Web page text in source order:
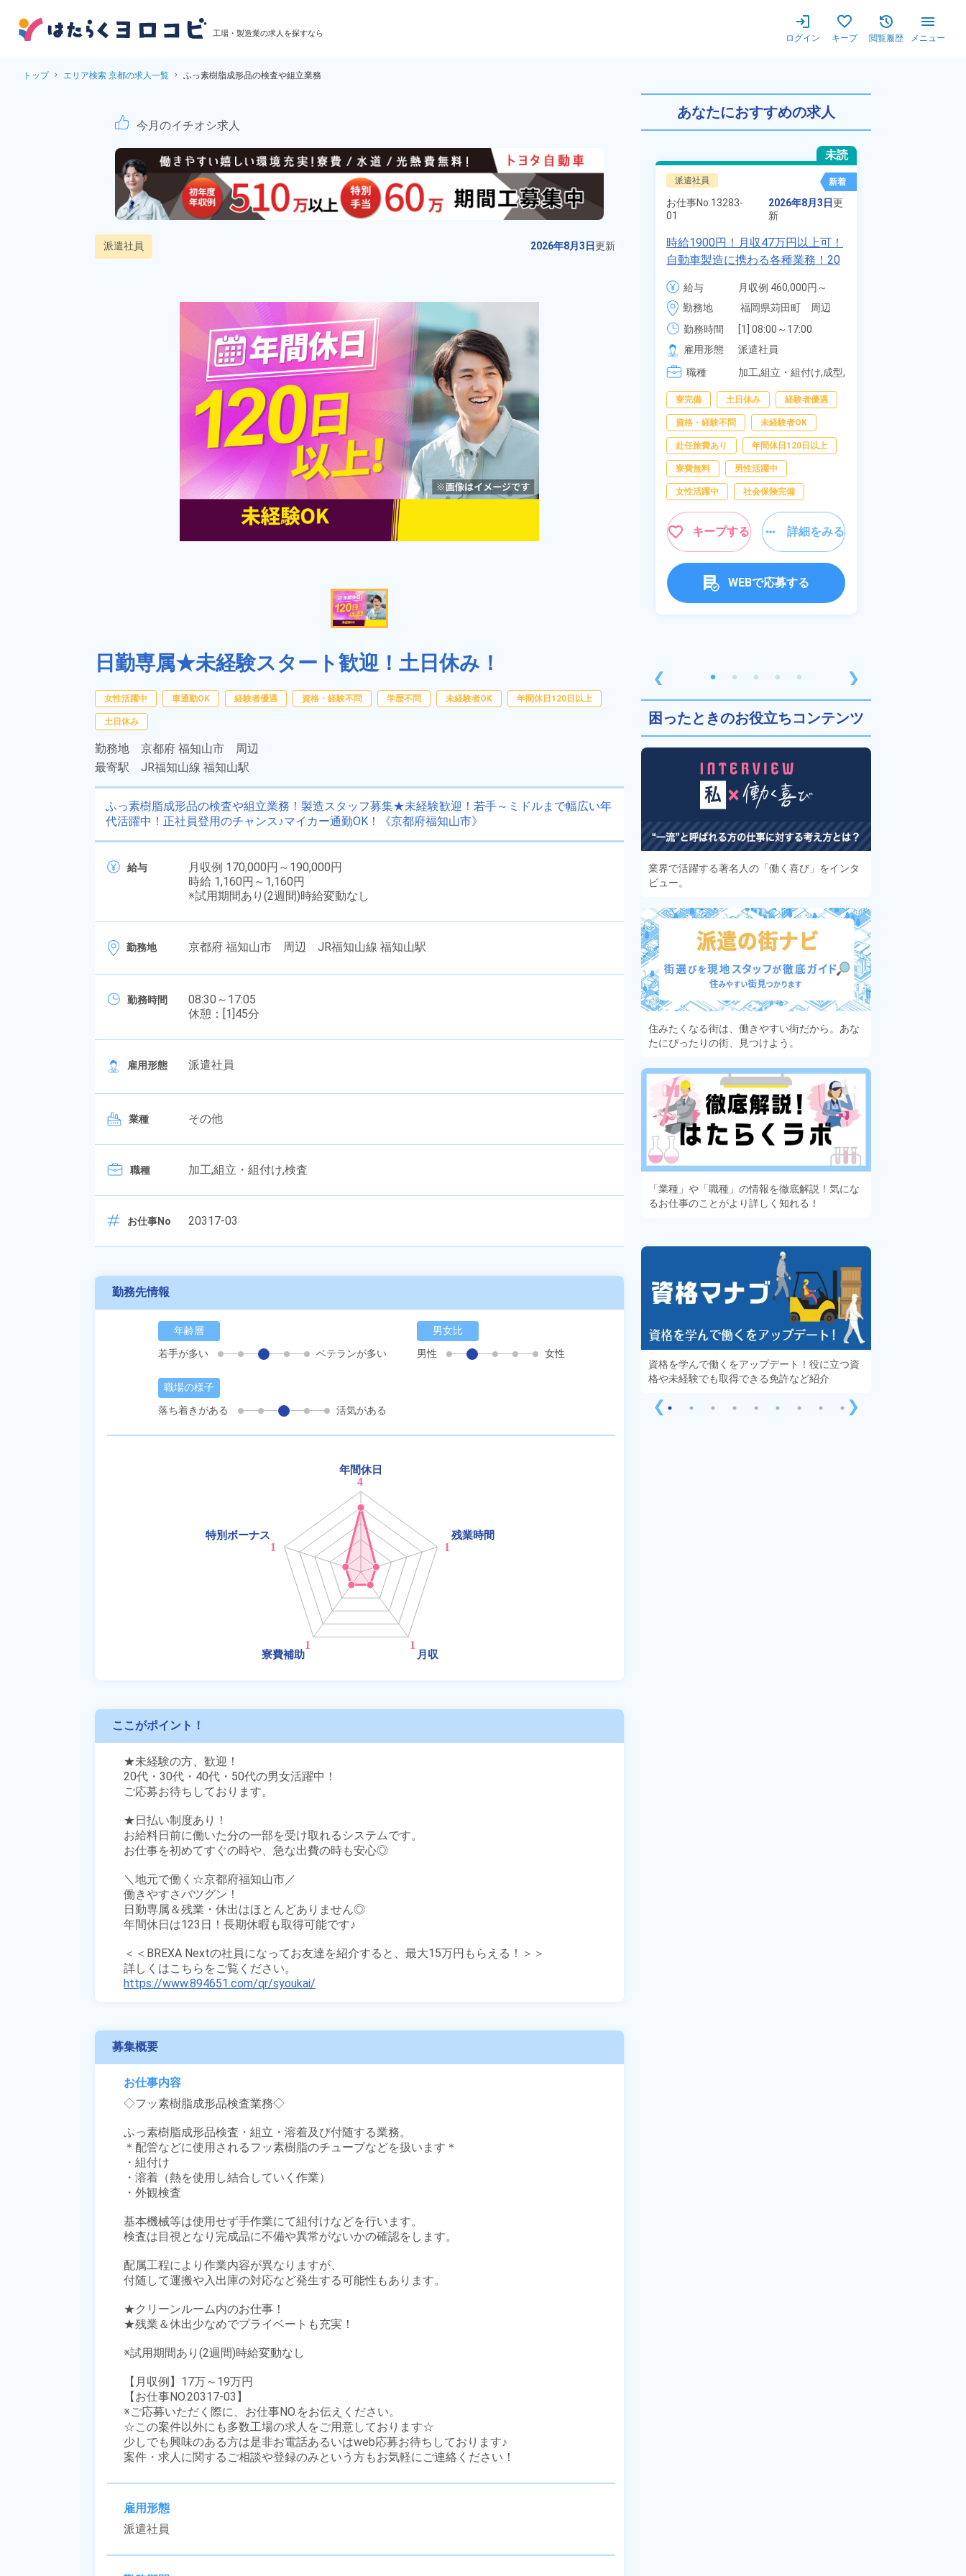
工場・製造業の求人を探すなら ログイン キープ 閲覧履歴 メニュー
トップ エリア検索 京都の求人一覧 ふっ素樹脂成形品の検査や組立業務
ふっ素樹脂成形品の検査や組立業務！製造スタッフ募集★未経験歓迎！若手～ミ
今月のイチオシ求人
派遣社員 2026年8月3日更新
日勤専属★未経験スタート歓迎！土日休み！
女性活躍中 車通勤OK 経験者優遇 資格・経験不問 学歴不問 未経験者OK 年間休日120日以上
土日休み
勤務地 京都府 福知山市 周辺
最寄駅 JR福知山線 福知山駅
ふっ素樹脂成形品の検査や組立業務！製造スタッフ募集★未経験歓迎！若手～ミドルまで幅広い年
代活躍中！正社員登用のチャンス♪マイカー通勤OK！《京都府福知山市》
給与
月収例 170,000円～190,000円
時給 1,160円～1,160円
※試用期間あり(2週間)時給変動なし
勤務地 京都府 福知山市 周辺 JR福知山線 福知山駅
勤務時間
08:30～17:05
休憩：[1]45分
雇用形態 派遣社員
業種 その他
職種 加工,組立・組付け,検査
お仕事No 20317-03
勤務先情報
年齢層
若手が多い
ベテランが多い
男女比
男性
女性
職場の様子
落ち着きがある
活気がある
ここがポイント！
★未経験の方、歓迎！
20代・30代・40代・50代の男女活躍中！
ご応募お待ちしております。
★日払い制度あり！
お給料日前に働いた分の一部を受け取れるシステムです。
お仕事を初めてすぐの時や、急な出費の時も安心◎
＼地元で働く☆京都府福知山市／
働きやすさバツグン！
日勤専属＆残業・休出はほとんどありません◎
年間休日は123日！長期休暇も取得可能です♪
＜＜BREXA Nextの社員になってお友達を紹介すると、最大15万円もらえる！＞＞
https://www.894651.com/qr/syoukai/
募集概要
お仕事内容
◇フッ素樹脂成形品検査業務◇
ふっ素樹脂成形品検査・組立・溶着及び付随する業務。
＊配管などに使用されるフッ素樹脂のチューブなどを扱います＊
・組付け
・溶着（熱を使用し結合していく作業）
・外観検査
基本機械等は使用せず手作業にて組付けなどを行います。
検査は目視となり完成品に不備や異常がないかの確認をします。
配属工程により作業内容が異なりますが、
付随して運搬や入出庫の対応など発生する可能性もあります。
★クリーンルーム内のお仕事！
★残業＆休出少なめでプライベートも充実！
※試用期間あり(2週間)時給変動なし
【月収例】17万～19万円
【お仕事NO.20317-03】
※ご応募いただく際に、お仕事NO.をお伝えください。
☆この案件以外にも多数工場の求人をご用意しております☆
少しでも興味のある方は是非お電話あるいはweb応募お待ちしております♪
案件・求人に関するご相談や登録のみという方もお気軽にご連絡ください！
雇用形態
派遣社員
あなたにおすすめの求人
❮
お仕事No.
13026-
04
2026年8月3日
新
自動車部品の検査作業！高時給
OK！備品付きワンルーム寮完備★
美味しい格安食堂あり♪日払い制度
あり！キャリア社員登用制度あり
♪《愛知県犬山市》
300,000円
勤務地
勤務時間
[1] 08:00～16:45
雇用形態
職種
検査
男性活躍中 寮完備
女性活躍中 年間休日120日以上
社会保険完備
経験者優遇 資格・経験不問
未経験者OK
未読
派遣社員 新着
お仕事No. 13283-
01
2026年8月3日更
新
時給1900円！月収47万円以上可！
自動車製造に携わる各種業務！20
代～40代の男女活躍中★ワンルー
ム寮無料！マイカー通勤OK！無料
駐車場あり！赴任旅費会社負担！
社員食堂あり！日払いあり！土日
休み！特別賞与90万円支給！《福
岡県京都郡苅田町》
給与
月収例 460,000円～
480,000円
時給 1,900円～1,900円
勤務地
福岡県苅田町　周辺
勤務時間
[1] 08:00～17:00
[2] 20:00～05:00
[3] 06:30～15:00
[4] 14:30～23:00
雇用形態
派遣社員
職種
加工,組立・組付け,成型,
オペレーター,部品供
給・充填・運搬,検査,物
流・配送
寮完備 土日休み 経験者優遇
資格・経験不問 未経験者OK
赴任旅費あり 年間休日120日以上
寮費無料 男性活躍中
女性活躍中 社会保険完備
キープする 詳細をみる
WEBで応募する
❯
困ったときのお役立ちコンテンツ
業界で活躍する著名人の「働く喜び」をインタ
ビュー。
住みたくなる街は、働きやすい街だから。あな
たにぴったりの街、見つけよう。
「業種」や「職種」の情報を徹底解説！気にな
るお仕事のことがより詳しく知れる！
❮
資格を学んで働くをアップデート！役に立つ資
格や未経験でも取得できる免許など紹介
❯